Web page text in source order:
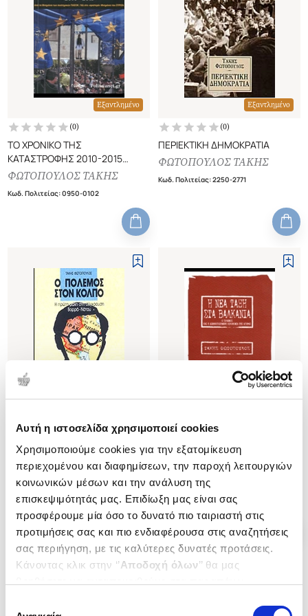
Αυτή η ιστοσελίδα χρησιμοποιεί cookies
Χρησιμοποιούμε cookies για την εξατομίκευση
περιεχομένου και διαφημίσεων, την παροχή λειτουργιών
κοινωνικών μέσων και την ανάλυση της
επισκεψιμότητάς μας. Επιδίωξη μας είναι σας
προσφέρουμε μία όσο το δυνατό πιο ταιριαστή στις
προτιμήσεις σας και πιο ενδιαφέρουσα στις αναζητήσεις
σας περιήγηση, με τις καλύτερες δυνατές προτάσεις.
Κάνοντας κλικ στην ‘’Αποδοχή όλων’’ θα μας
Εξαντλημένο
(0)
ΤΟ ΧΡΟΝΙΚΟ ΤΗΣ
ΚΑΤΑΣΤΡΟΦΗΣ 2010-2015
ΑΠΟ ΤΑ ΜΝΗΜΟΝΙΑ ΤΩΝ
«ΑΡΙΣΤΕΡΟ»ΜΝΗΜΟΝΙΟ ΤΟΥ
ΦΩΤΟΠΟΥΛΟΣ ΤΑΚΗΣ
Κωδ. Πολιτείας:0950-0102
Εξαντλημένο
(0)
ΠΕΡΙΕΚΤΙΚΗ ΔΗΜΟΚΡΑΤΙΑ
ΦΩΤΟΠΟΥΛΟΣ ΤΑΚΗΣ
Κωδ. Πολιτείας:2250-2771
(0)
Ο ΠΟΛΕΜΟΣ ΣΤΟΝ ΚΟΛΠΟ
Η ΠΡΩΤΗ ΜΑΧΗ ΣΤΗ
ΣΥΓΚΡΟΥΣΗ ΒΟΡΡΑ - ΝΟΤΟΥ
ΦΩΤΟΠΟΥΛΟΣ ΤΑΚΗΣ
Κωδ. Πολιτείας:1540-0221
Η ΝΕΑ ΤΑΞΗ ΣΤΑ ΒΑΛΚΑΝΙΑ
Ο ΠΟΛΕΜΟΣ ΚΑΙ Η
ΔΙΕΘΝΟΠΟΙΗΜΕΝΗ ΟΙΚΟΝΟΜΙΑ
ΤΗΣ ΑΓΟΡΑΣ
ΦΩΤΟΠΟΥΛΟΣ ΤΑΚΗΣ
Κωδ. Πολιτείας:3940-0083